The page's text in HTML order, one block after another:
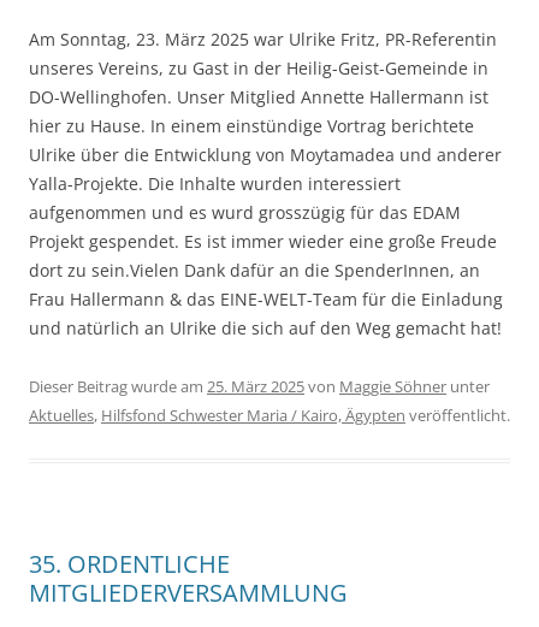
Am Sonntag, 23. März 2025 war Ulrike Fritz, PR-Referentin
unseres Vereins, zu Gast in der Heilig-Geist-Gemeinde in
DO-Wellinghofen. Unser Mitglied Annette Hallermann ist
hier zu Hause. In einem einstündige Vortrag berichtete
Ulrike über die Entwicklung von Moytamadea und anderer
Yalla-Projekte. Die Inhalte wurden interessiert
aufgenommen und es wurd grosszügig für das EDAM
Projekt gespendet. Es ist immer wieder eine große Freude
dort zu sein.Vielen Dank dafür an die SpenderInnen, an
Frau Hallermann & das EINE-WELT-Team für die Einladung
und natürlich an Ulrike die sich auf den Weg gemacht hat!
Dieser Beitrag wurde am 25. März 2025von Maggie Söhner unter
Aktuelles, Hilfsfond Schwester Maria / Kairo, Ägypten veröffentlicht.
35. ORDENTLICHE
MITGLIEDERVERSAMMLUNG